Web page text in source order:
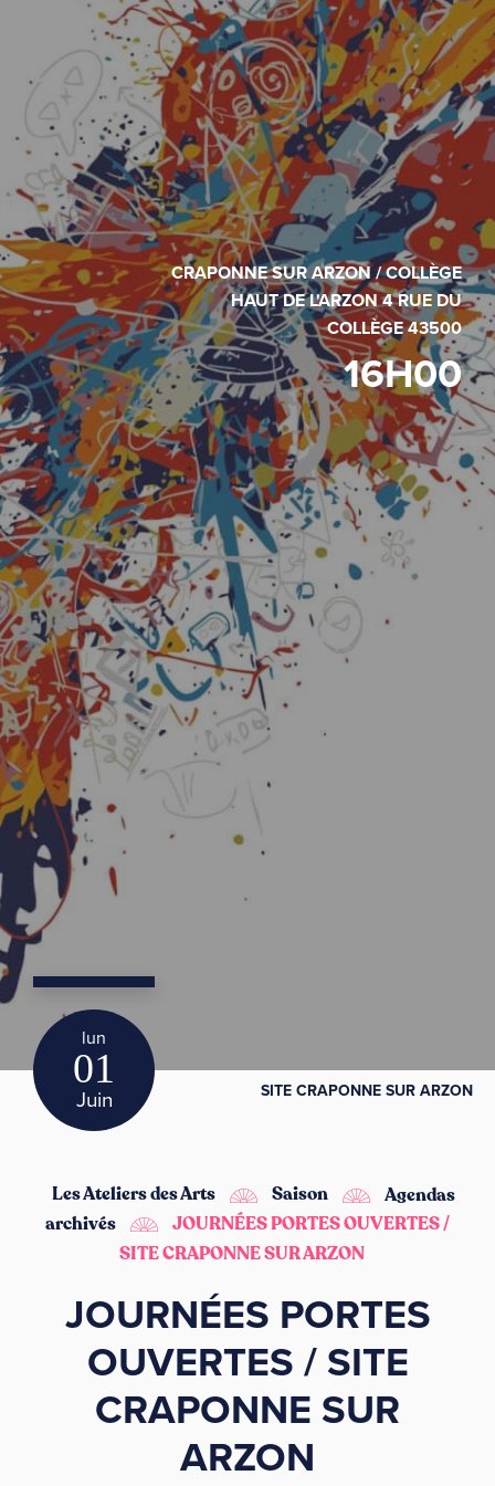
lun
01
Juin SITE CRAPONNE SUR ARZON
CRAPONNE SUR ARZON / COLLÈGE
HAUT DE L'ARZON 4 RUE DU
COLLÈGE 43500
16H00
Les Ateliers des Arts Saison
Agendas
archivés
JOURNÉES PORTES OUVERTES /
SITE CRAPONNE SUR ARZON
JOURNÉES PORTES
OUVERTES / SITE
CRAPONNE SUR
ARZON